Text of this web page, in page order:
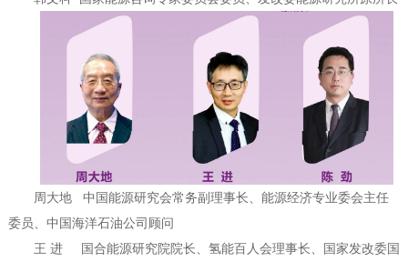
周大地 中国能源研究会常务副理事长、能源经济专业委会主任
委员、中国海洋石油公司顾问
王 进 国合能源研究院院长、氢能百人会理事长、国家发改委国